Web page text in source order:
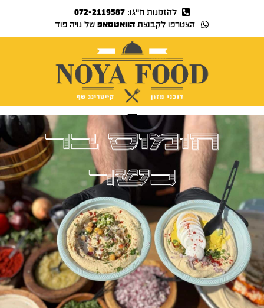
להזמנות חייגו:072-2119587
הצטרפו לקבוצתהוואטסאפ של נויה פוד
חומוס בר
כשר